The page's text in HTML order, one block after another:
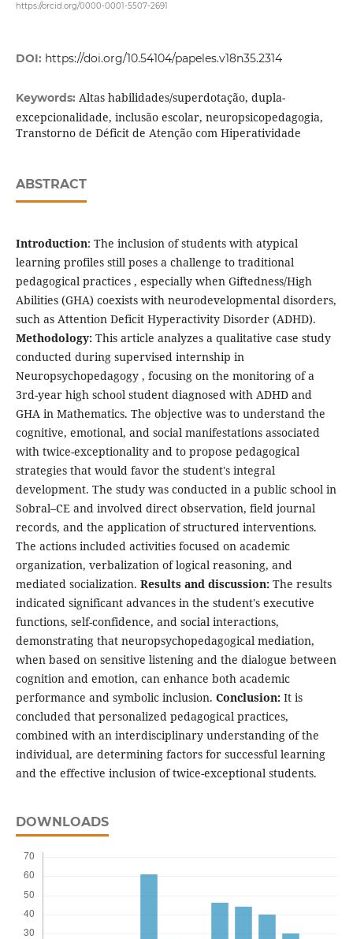
https://orcid.org/0000-0001-5507-2691
DOI: https://doi.org/10.54104/papeles.v18n35.2314
Keywords: Altas habilidades/superdotação, dupla-
excepcionalidade, inclusão escolar, neuropsicopedagogia,
Transtorno de Déficit de Atenção com Hiperatividade
ABSTRACT
Introduction: The inclusion of students with atypical
learning profiles still poses a challenge to traditional
pedagogical practices , especially when Giftedness/High
Abilities (GHA) coexists with neurodevelopmental disorders,
such as Attention Deficit Hyperactivity Disorder (ADHD).
Methodology:This article analyzes a qualitative case study
conducted during supervised internship in
Neuropsychopedagogy , focusing on the monitoring of a
3rd-year high school student diagnosed with ADHD and
GHA in Mathematics. The objective was to understand the
cognitive, emotional, and social manifestations associated
with twice-exceptionality and to propose pedagogical
strategies that would favor the student's integral
development. The study was conducted in a public school in
Sobral–CE and involved direct observation, field journal
records, and the application of structured interventions.
The actions included activities focused on academic
organization, verbalization of logical reasoning, and
mediated socialization. Results and discussion:The results
indicated significant advances in the student's executive
functions, self-confidence, and social interactions,
demonstrating that neuropsychopedagogical mediation,
when based on sensitive listening and the dialogue between
cognition and emotion, can enhance both academic
performance and symbolic inclusion. Conclusion:It is
concluded that personalized pedagogical practices,
combined with an interdisciplinary understanding of the
individual, are determining factors for successful learning
and the effective inclusion of twice-exceptional students.
DOWNLOADS